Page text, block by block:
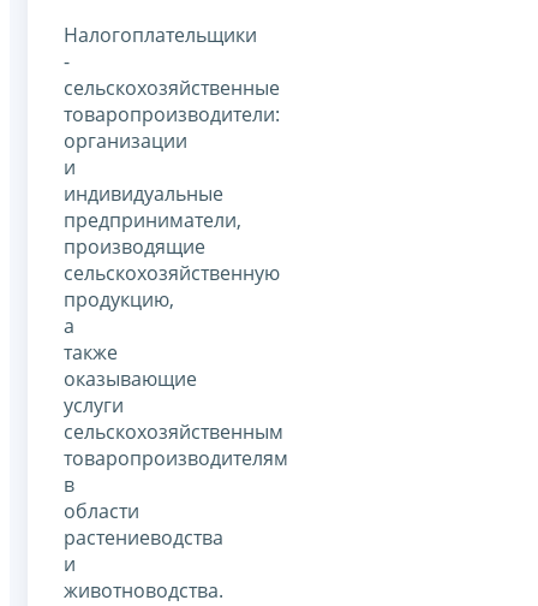
Налогоплательщики
-
сельскохозяйственные
товаропроизводители:
организации
и
индивидуальные
предприниматели,
производящие
сельскохозяйственную
продукцию,
а
также
оказывающие
услуги
сельскохозяйственным
товаропроизводителям
в
области
растениеводства
и
животноводства.